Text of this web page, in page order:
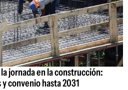
jornada en la construcción:
convenio hasta 2031